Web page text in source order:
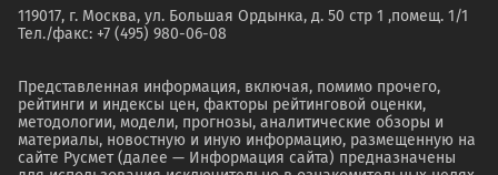
119017, г. Москва, ул. Большая Ордынка, д. 50 стр 1 ,помещ. 1/1
Тел./факс: +7 (495) 980-06-08
Представленная информация, включая, помимо прочего,
рейтинги и индексы цен, факторы рейтинговой оценки,
методологии, модели, прогнозы, аналитические обзоры и
материалы, новостную и иную информацию, размещенную на
сайте Русмет (далее — Информация сайта) предназначены